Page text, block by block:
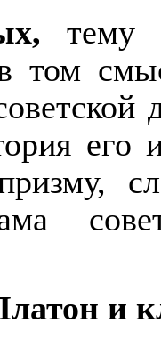
тему
том
его
и